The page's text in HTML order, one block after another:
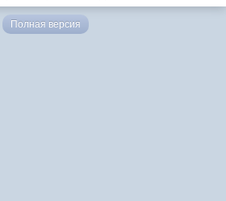
Полная версия